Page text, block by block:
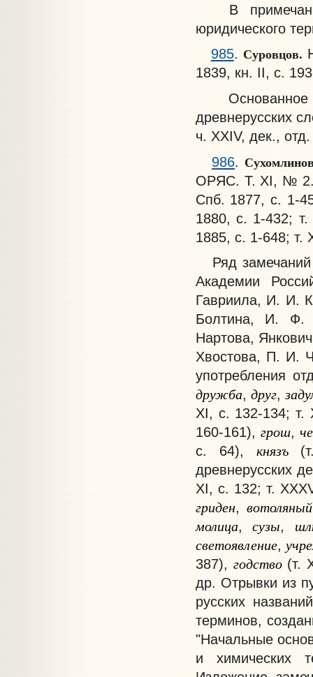
В примечании
юридического
985. Суровцов.
1839, кн. II, с.
Основанное
древнерусских
ч. XXIV, дек.,
986.
ОРЯС. Т. XI, № 2.
Спб. 1877, с. 1-
1880, с. 1-432;
1885, с. 1-648;
Ряд замечаний
Академии
Гавриила, И. И.
Болтина, И. Ф.
Нартова,
Хвостова, П. И.
употребления
дружба, друг,
XI, с. 132-134; т.
160-161),грош,
с. 64), князъ
древнерусских
XI, с. 132; т.
гриден,
молица, сузы,
светоявление,
387), годство (т.
др. Отрывки из
русских
терминов,
"Начальные
и химических